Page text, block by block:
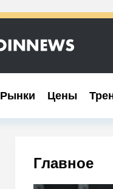
Рынки Цены
Рынки Цены
Главное